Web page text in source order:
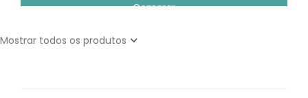
Comprar
Mostrar todos os produtos